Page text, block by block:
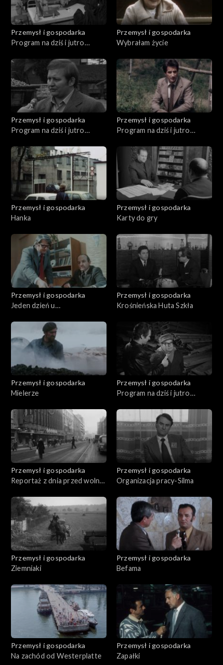
Przemysł i gospodarka
Program na dziś i jutro
Przemysł i gospodarka
Wybrałam życie
Przemysł i gospodarka
Program na dziś i jutro
Przemysł i gospodarka
Program na dziś i jutro
Przemysł i gospodarka
Hanka
Przemysł i gospodarka
Karty do gry
Przemysł i gospodarka
Jeden dzień u
Przemysł i gospodarka
Krośnieńska Huta Szkła
Przemysł i gospodarka
Mielerze
Przemysł i gospodarka
Program na dziś i jutro
Przemysł i gospodarka
Reportaż z dnia przed wolną
Przemysł i gospodarka
Organizacja pracy-Silma
Przemysł i gospodarka
Ziemniaki
Przemysł i gospodarka
Befama
Przemysł i gospodarka
Na zachód od Westerplatte
Przemysł i gospodarka
Zapałki